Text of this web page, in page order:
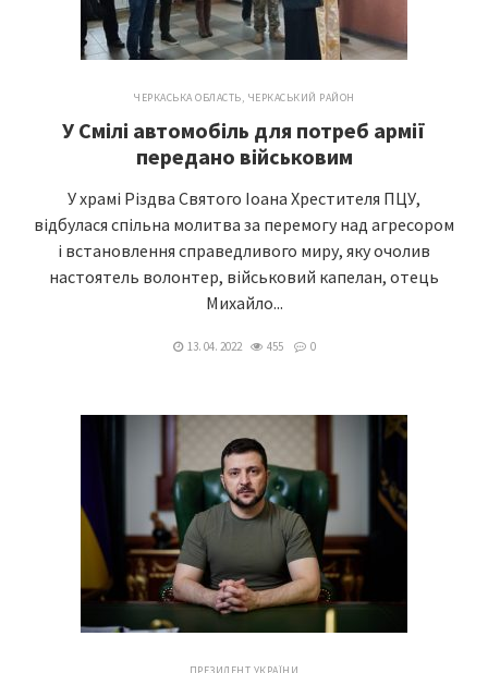
ЧЕРКАСЬКА ОБЛАСТЬ, ЧЕРКАСЬКИЙ РАЙОН
У Смілі автомобіль для потреб армії
передано військовим
У храмі Різдва Святого Іоана Хрестителя ПЦУ,
відбулася спільна молитва за перемогу над агресором
і встановлення справедливого миру, яку очолив
настоятель волонтер, військовий капелан, отець
Михайло...
13. 04. 2022 455 0